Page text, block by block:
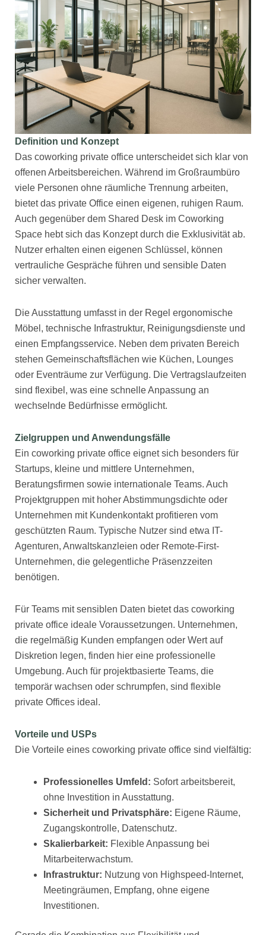
Definition und Konzept
Das coworking private office unterscheidet sich klar von
offenen Arbeitsbereichen. Während im Großraumbüro
viele Personen ohne räumliche Trennung arbeiten,
bietet das private Office einen eigenen, ruhigen Raum.
Auch gegenüber dem Shared Desk im Coworking
Space hebt sich das Konzept durch die Exklusivität ab.
Nutzer erhalten einen eigenen Schlüssel, können
vertrauliche Gespräche führen und sensible Daten
sicher verwalten.
Die Ausstattung umfasst in der Regel ergonomische
Möbel, technische Infrastruktur, Reinigungsdienste und
einen Empfangsservice. Neben dem privaten Bereich
stehen Gemeinschaftsflächen wie Küchen, Lounges
oder Eventräume zur Verfügung. Die Vertragslaufzeiten
sind flexibel, was eine schnelle Anpassung an
wechselnde Bedürfnisse ermöglicht.
Zielgruppen und Anwendungsfälle
Ein coworking private office eignet sich besonders für
Startups, kleine und mittlere Unternehmen,
Beratungsfirmen sowie internationale Teams. Auch
Projektgruppen mit hoher Abstimmungsdichte oder
Unternehmen mit Kundenkontakt profitieren vom
geschützten Raum. Typische Nutzer sind etwa IT-
Agenturen, Anwaltskanzleien oder Remote-First-
Unternehmen, die gelegentliche Präsenzzeiten
benötigen.
Für Teams mit sensiblen Daten bietet das coworking
private office ideale Voraussetzungen. Unternehmen,
die regelmäßig Kunden empfangen oder Wert auf
Diskretion legen, finden hier eine professionelle
Umgebung. Auch für projektbasierte Teams, die
temporär wachsen oder schrumpfen, sind flexible
private Offices ideal.
Vorteile und USPs
Die Vorteile eines coworking private office sind vielfältig:
Professionelles Umfeld: Sofort arbeitsbereit,
ohne Investition in Ausstattung.
Sicherheit und Privatsphäre: Eigene Räume,
Zugangskontrolle, Datenschutz.
Skalierbarkeit: Flexible Anpassung bei
Mitarbeiterwachstum.
Infrastruktur: Nutzung von Highspeed-Internet,
Meetingräumen, Empfang, ohne eigene
Investitionen.